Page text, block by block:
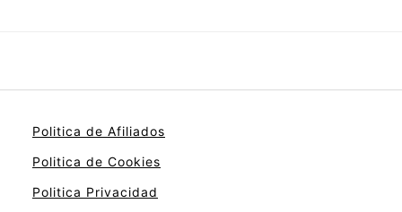
Politica de Afiliados
Politica de Cookies
Politica Privacidad